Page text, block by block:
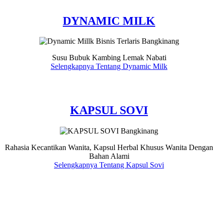
DYNAMIC MILK
Susu Bubuk Kambing Lemak Nabati
Selengkapnya Tentang Dynamic Milk
KAPSUL SOVI
Rahasia Kecantikan Wanita, Kapsul Herbal Khusus Wanita Dengan
Bahan Alami
Selengkapnya Tentang Kapsul Sovi